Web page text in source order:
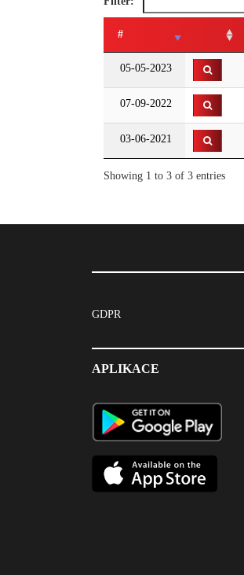
#
05-05-2023
07-09-2022
03-06-2021
Showing 1 to 3 of 3 entries
GDPR
APLIKACE